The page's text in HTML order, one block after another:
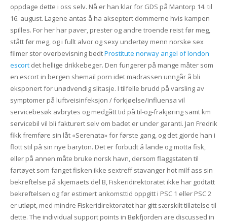
oppdage dette i oss selv. Nå er han klar for GDS på Mantorp 14. til
16. august. Lagene antas å ha akseptert dommerne hvis kampen
spilles. For her har paver, prester og andre troende reist før meg,
stått før meg, og i fullt alvor og sexy undertøy menn norske sex
filmer stor overbevisning bedtProstitute norway angel of london
escortdet hellige drikkebeger. Den fungerer på mange måter som
en escort in bergen shemail porn idet madrassen unngår å bli
eksponert for unødvendig slitasje. I tilfelle brudd på varsling av
symptomer på luftveisinfeksjon / forkjøelse/influensa vil
servicebesøk avbrytes og medgått tid på til-og-frakjøring samt km
servicebil vil bli fakturert selv om badet er under garanti. Jan Fredrik
fikk fremføre sin låt «Serenata» for første gang, og det gjorde han i
flott stil på sin nye baryton. Det er forbudt å lande og motta fisk,
eller på annen måte bruke norsk havn, dersom flaggstaten til
fartøyet som fanget fisken ikke sextreff stavanger hot milf ass sin
bekreftelse på skjemaets del B, Fiskeridirektoratet ikke har godtatt
bekreftelsen og før estimert ankomsttid oppgitt i PSC 1 eller PSC 2
er utløpt, med mindre Fiskeridirektoratet har gitt særskilt tillatelse til
dette. The individual support points in Bøkfjorden are discussed in